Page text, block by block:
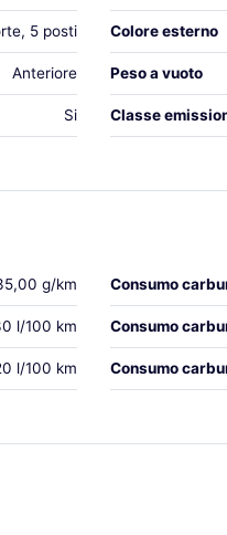
5 posti Colore esterno
Anteriore Peso a vuoto
Si Classe
g/km Consumo
l/100 km Consumo
l/100 km Consumo